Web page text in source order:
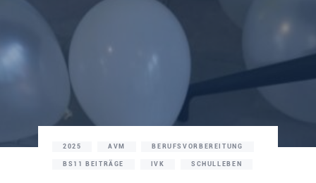
2025 AVM BERUFSVORBEREITUNG
BS11 BEITRÄGE IVK SCHULLEBEN